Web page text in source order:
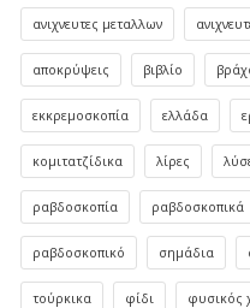
ανιχνευτες μεταλλων
αποκρύψεις βιβλίο
εκκρεμοσκοπία ελλάδα
κομιτατζίδικα λίρες
ραβδοσκοπία ραβδοσκοπικά
ραβδοσκοπικό σημάδια
τούρκικα φίδι φυσικός